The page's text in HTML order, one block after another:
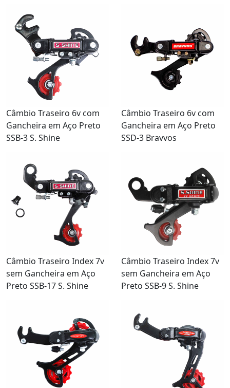
Câmbio Traseiro 6v com
Gancheira em Aço Preto
SSB-3 S. Shine
Câmbio Traseiro 6v com
Gancheira em Aço Preto
SSD-3 Bravvos
Câmbio Traseiro Index 7v
sem Gancheira em Aço
Preto SSB-17 S. Shine
Câmbio Traseiro Index 7v
sem Gancheira em Aço
Preto SSB-9 S. Shine